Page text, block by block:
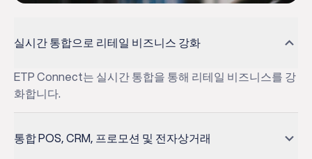
실시간 통합으로 리테일 비즈니스 강화
ETP Connect는 실시간 통합을 통해 리테일 비즈니스를 강
화합니다.
통합 POS, CRM, 프로모션 및 전자상거래